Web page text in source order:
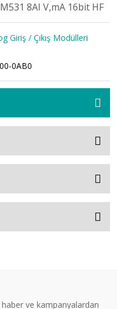
8AI V,mA 16bit HF
Giriş / Çıkış Modülleri
0AB0
ve kampanyalardan